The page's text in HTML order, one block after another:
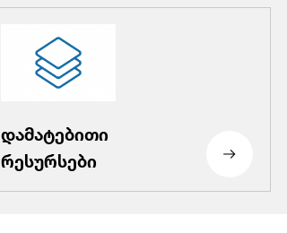
დამატებითი
რესურსები